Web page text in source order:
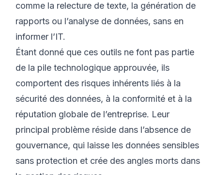
comme la relecture de texte, la génération de
rapports ou l’analyse de données, sans en
informer l’IT.
Étant donné que ces outils ne font pas partie
de la pile technologique approuvée, ils
comportent des risques inhérents liés à la
sécurité des données, à la conformité et à la
réputation globale de l’entreprise. Leur
principal problème réside dans l’absence de
gouvernance, qui laisse les données sensibles
sans protection et crée des angles morts dans